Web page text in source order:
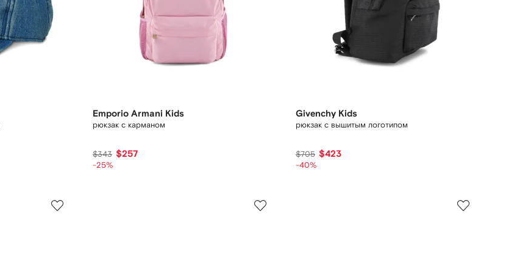
Emporio Armani Kids
рюкзак с карманом
$343 $257
-25%
Givenchy Kids
рюкзак с вышитым логотипом
$705 $423
-40%